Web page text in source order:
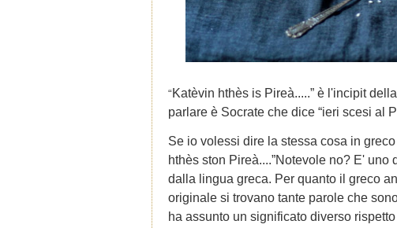
“ Katèvin hthès is Pireà.....” è l'incipit
parlare è Socrate che dice “ieri scesi al
Se io volessi dire la stessa cosa in
hthès ston Pireà....”Notevole no? E' uno
dalla lingua greca. Per quanto il greco
originale si trovano tante parole che
ha assunto un significato diverso